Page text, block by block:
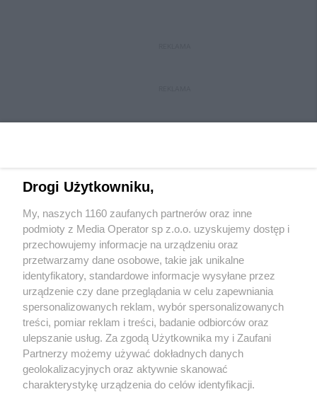
Wydawca mediówlokalnych
Nie zapomnij
zapoznać się z:
polityką prywatności regulamin korzystania z portali
Twojemiasto
Piekary Śląskie
Chorzów
Tarnowskie Góry
Skontakuj sięz nami
Kontakt
Wydawca
Redakcja
Drogi Użytkowniku,
My, naszych 1160 zaufanych partnerów oraz inne
podmioty z Media Operator sp z.o.o. uzyskujemy dostęp i
przechowujemy informacje na urządzeniu oraz
przetwarzamy dane osobowe, takie jak unikalne
identyfikatory, standardowe informacje wysyłane przez
urządzenie czy dane przeglądania w celu zapewniania
spersonalizowanych reklam, wybór spersonalizowanych
treści, pomiar reklam i treści, badanie odbiorców oraz
ulepszanie usług. Za zgodą Użytkownika my i Zaufani
Partnerzy możemy używać dokładnych danych
geolokalizacyjnych oraz aktywnie skanować
charakterystykę urządzenia do celów identyfikacji.